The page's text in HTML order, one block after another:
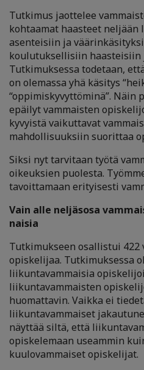
Tutkimus jaottelee
kohtaamat haasteet
asenteisiin ja
koulutuksellisiin haasteisiin
Tutkimuksessa todetaan,
on olemassa yhä käsitys
“oppimiskyvyttöminä”.
epäilyt vammaisten
kyvyistä vaikuttavat
mahdollisuuksiin suorittaa
Siksi nyt tarvitaan työtä
oikeuksien puolesta.
tavoittamaan erityisesti
Vain alle neljäsosa
naisia
Tutkimukseen osallistui
opiskelijaa. Tutkimuksessa
liikuntavammaisia
liikuntavammaisten
huomattavin. Vaikka ei
liikuntavammaiset
näyttää siltä, että
opiskelemaan useammin
kuulovammaiset opiskelijat.